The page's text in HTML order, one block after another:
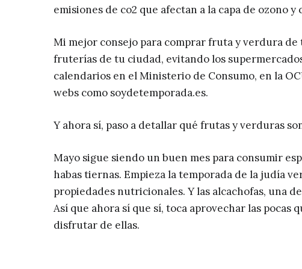
emisiones de co2 que afectan a la capa de ozono
Mi mejor consejo para comprar fruta y verdura de
fruterías de tu ciudad, evitando los
calendarios en el Ministerio de Consumo, en la
webs como soydetemporada.es.
Y ahora sí, paso a detallar qué frutas y verduras
Mayo sigue siendo un buen mes para consumir
habas tiernas. Empieza la temporada de la judía
propiedades nutricionales. Y las alcachofas, una
Así que ahora sí que sí, toca aprovechar las
disfrutar de ellas.